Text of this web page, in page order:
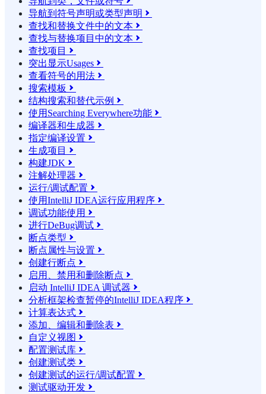
导航到符号声明或类型声明 
查找和替换文件中的文本 
查找与替换项目中的文本 
查找项目 
突出显示Usages 
查看符号的用法 
搜索模板 
结构搜索和替代示例 
使用Searching Everywhere功能 
编译器和生成器 
指定编译设置 
生成项目 
构建JDK 
注解处理器 
运行/调试配置 
使用IntelliJ IDEA运行应用程序 
调试功能使用 
进行DeBug调试 
断点类型 
断点属性与设置 
创建行断点 
启用、禁用和删除断点 
启动 IntelliJ IDEA 调试器 
分析框架检查暂停的IntelliJ IDEA程序 
计算表达式 
添加、编辑和删除表 
自定义视图 
配置测试库 
创建测试类 
创建测试的运行/调试配置 
测试驱动开发 